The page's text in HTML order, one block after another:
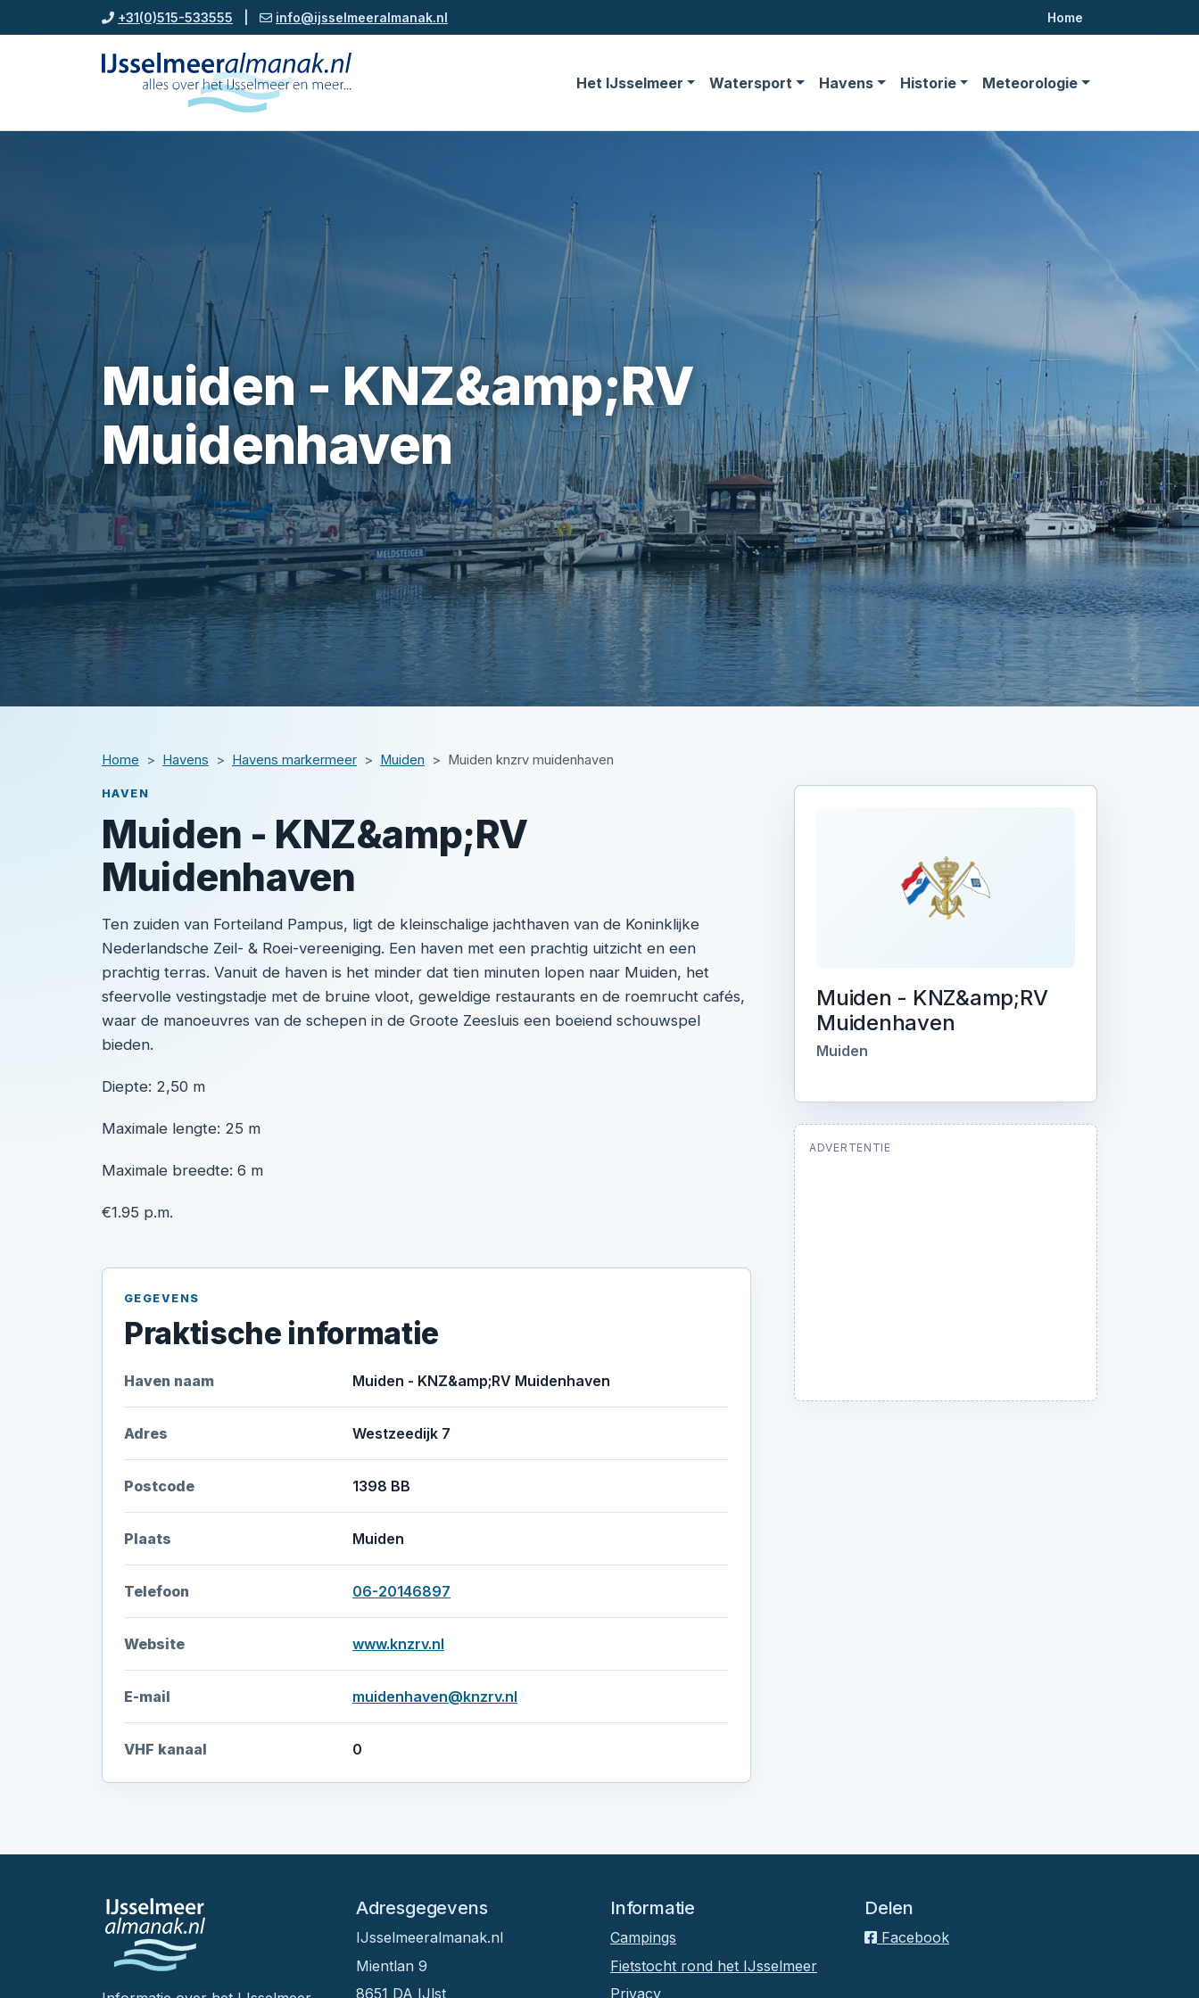
+31(0)515-533555 info@ijsselmeeralmanak.nl Home
Het IJsselmeer Watersport Havens Historie Meteorologie
Muiden - KNZ&amp;RV
Muidenhaven
Home Havens Havens markermeer Muiden Muiden knzrv muidenhaven
HAVEN
Muiden - KNZ&amp;RV
Muidenhaven
Ten zuiden van Forteiland Pampus, ligt de kleinschalige jachthaven van de Koninklijke
Nederlandsche Zeil- & Roei-vereeniging. Een haven met een prachtig uitzicht en een
prachtig terras. Vanuit de haven is het minder dat tien minuten lopen naar Muiden, het
sfeervolle vestingstadje met de bruine vloot, geweldige restaurants en de roemrucht cafés,
waar de manoeuvres van de schepen in de Groote Zeesluis een boeiend schouwspel
bieden.
Diepte: 2,50 m
Maximale lengte: 25 m
Maximale breedte: 6 m
€1.95 p.m.
GEGEVENS
Praktische informatie
Haven naam Muiden - KNZ&amp;RV Muidenhaven
Adres Westzeedijk 7
Postcode 1398 BB
Plaats Muiden
Telefoon 06-20146897
Website www.knzrv.nl
E-mail muidenhaven@knzrv.nl
VHF kanaal 0
Muiden - KNZ&amp;RV
Muidenhaven
Muiden
ADVERTENTIE
Adresgegevens
IJsselmeeralmanak.nl
Mientlan 9
8651 DA IJlst
Informatie
Campings
Fietstocht rond het IJsselmeer
Privacy
Delen
Facebook